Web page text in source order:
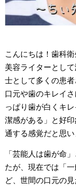
こんにちは！歯科
美容ライターとし
士として多くの患
口元や歯のキレイ
っぱり歯が白くキ
潔感がある」と好
通する感覚だと思い
「芸能人は歯が命
たが、現在では「
ど、世間の口元の